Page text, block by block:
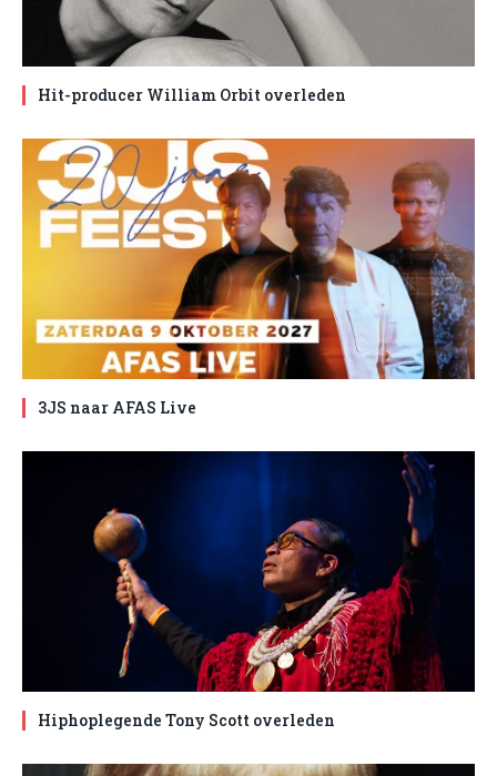
Hit-producer William Orbit overleden
3JS naar AFAS Live
Hiphoplegende Tony Scott overleden